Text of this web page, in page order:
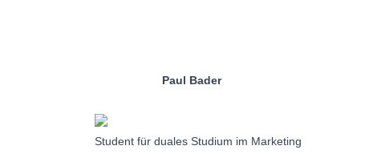
Paul Bader
Student für duales Studium im Marketing